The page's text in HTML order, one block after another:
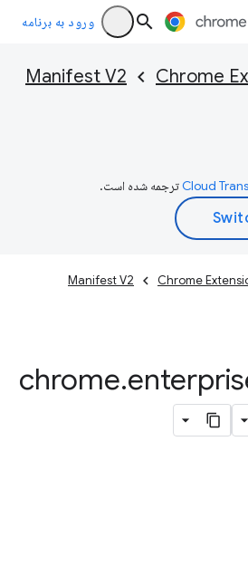
ورود به برنامه
Chrome
Manifest V2
ترجمه شده است.
Chrome
Manifest V2
chrome.